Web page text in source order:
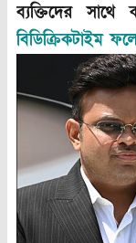
ব্যক্তিদের
বিডিক্রিকটাইম